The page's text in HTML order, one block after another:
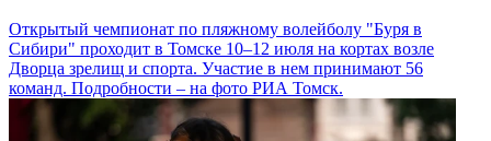
Открытый чемпионат по пляжному волейболу "Буря в
Сибири" проходит в Томске 10–12 июля на кортах возле
Дворца зрелищ и спорта. Участие в нем принимают 56
команд. Подробности – на фото РИА Томск.